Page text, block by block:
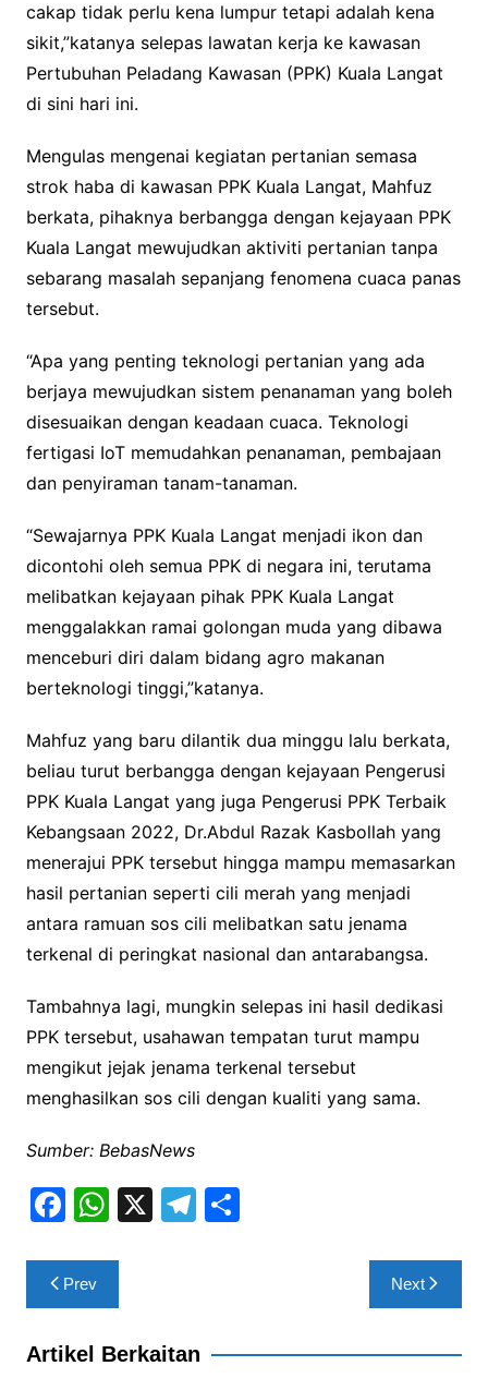
cakap tidak perlu kena lumpur tetapi adalah kena
sikit,”katanya selepas lawatan kerja ke kawasan
Pertubuhan Peladang Kawasan (PPK) Kuala Langat
di sini hari ini.
Mengulas mengenai kegiatan pertanian semasa
strok haba di kawasan PPK Kuala Langat, Mahfuz
berkata, pihaknya berbangga dengan kejayaan PPK
Kuala Langat mewujudkan aktiviti pertanian tanpa
sebarang masalah sepanjang fenomena cuaca panas
tersebut.
“Apa yang penting teknologi pertanian yang ada
berjaya mewujudkan sistem penanaman yang boleh
disesuaikan dengan keadaan cuaca. Teknologi
fertigasi IoT memudahkan penanaman, pembajaan
dan penyiraman tanam-tanaman.
“Sewajarnya PPK Kuala Langat menjadi ikon dan
dicontohi oleh semua PPK di negara ini, terutama
melibatkan kejayaan pihak PPK Kuala Langat
menggalakkan ramai golongan muda yang dibawa
menceburi diri dalam bidang agro makanan
berteknologi tinggi,”katanya.
Mahfuz yang baru dilantik dua minggu lalu berkata,
beliau turut berbangga dengan kejayaan Pengerusi
PPK Kuala Langat yang juga Pengerusi PPK Terbaik
Kebangsaan 2022, Dr.Abdul Razak Kasbollah yang
menerajui PPK tersebut hingga mampu memasarkan
hasil pertanian seperti cili merah yang menjadi
antara ramuan sos cili melibatkan satu jenama
terkenal di peringkat nasional dan antarabangsa.
Tambahnya lagi, mungkin selepas ini hasil dedikasi
PPK tersebut, usahawan tempatan turut mampu
mengikut jejak jenama terkenal tersebut
menghasilkan sos cili dengan kualiti yang sama.
Sumber: BebasNews
F
c
e
b
W
at
s
A
X T
a
S
Post
navigation
Prev Next
Artikel Berkaitan